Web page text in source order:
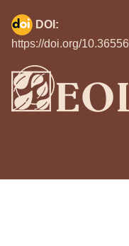
DOI:
https://doi.org/